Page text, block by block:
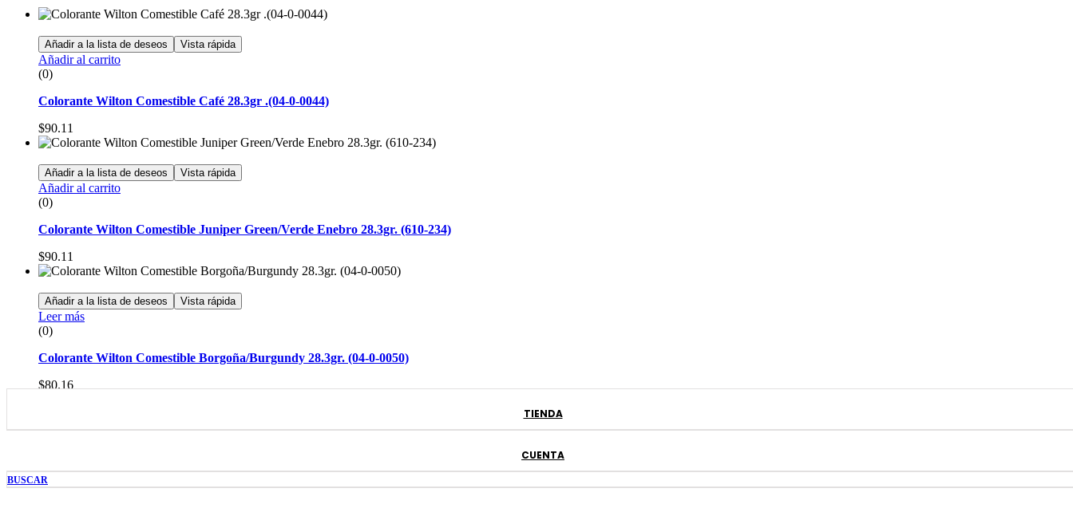
Añadir a la lista de deseos Vista rápida
Añadir al carrito
(0)
Colorante Wilton Comestible Café 28.3gr .(04-0-0044)
$90.11
Añadir a la lista de deseos Vista rápida
Añadir al carrito
(0)
Colorante Wilton Comestible Juniper Green/Verde Enebro 28.3gr. (610-234)
$90.11
Añadir a la lista de deseos Vista rápida
Leer más
(0)
Colorante Wilton Comestible Borgoña/Burgundy 28.3gr. (04-0-0050)
$80.16
Leer más
Colorantes Wilton 4 Primarios (601-5127)
TIENDA
CUENTA
BUSCAR